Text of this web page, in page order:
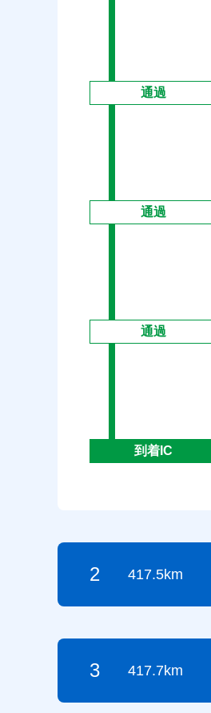
通過
通過
通過
到着IC
2 417.5km
3 417.7km